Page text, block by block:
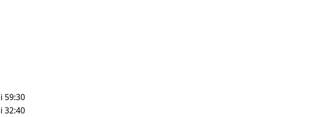
59:30
32:40